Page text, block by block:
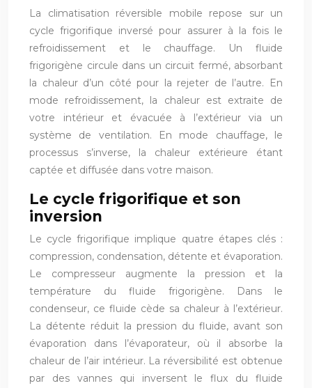
La climatisation réversible mobile repose sur un
cycle frigorifique inversé pour assurer à la fois le
refroidissement et le chauffage. Un fluide
frigorigène circule dans un circuit fermé, absorbant
la chaleur d’un côté pour la rejeter de l’autre. En
mode refroidissement, la chaleur est extraite de
votre intérieur et évacuée à l’extérieur via un
système de ventilation. En mode chauffage, le
processus s’inverse, la chaleur extérieure étant
captée et diffusée dans votre maison.
Le cycle frigorifique et son
inversion
Le cycle frigorifique implique quatre étapes clés :
compression, condensation, détente et évaporation.
Le compresseur augmente la pression et la
température du fluide frigorigène. Dans le
condenseur, ce fluide cède sa chaleur à l’extérieur.
La détente réduit la pression du fluide, avant son
évaporation dans l’évaporateur, où il absorbe la
chaleur de l’air intérieur. La réversibilité est obtenue
par des vannes qui inversent le flux du fluide